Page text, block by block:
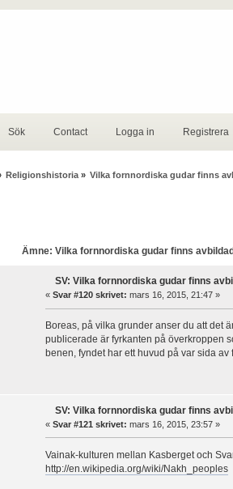
Sök Contact Logga in Registrera
Religionshistoria» Vilka fornnordiska gudar finns
Ämne: Vilka fornnordiska gudar finns
SV: Vilka fornnordiska gudar finns
« Svar #120 skrivet: mars 16, 2015, 21:47 »
Boreas, på vilka grunder anser du att det
publicerade är fyrkanten på överkroppen
benen, fyndet har ett huvud på var sida
SV: Vilka fornnordiska gudar finns
« Svar #121 skrivet: mars 16, 2015, 23:57 »
Vainak-kulturen mellan Kasberget och
http://en.wikipedia.org/wiki/Nakh_peoples